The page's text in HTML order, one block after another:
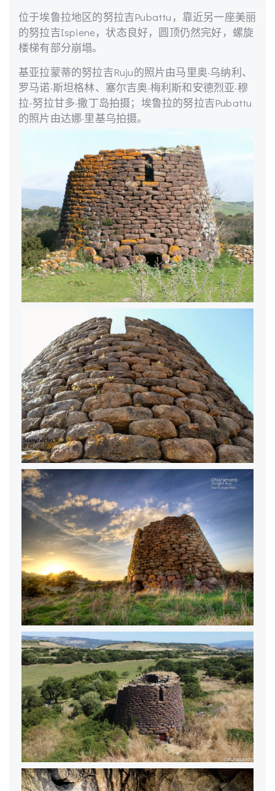
位于埃鲁拉地区的努拉吉Pubattu，靠近另一座美丽
的努拉吉Ispiene，状态良好，圆顶仍然完好，螺旋
楼梯有部分崩塌。
基亚拉蒙蒂的努拉吉Ruju的照片由马里奥·乌纳利、
罗马诺·斯坦格林、塞尔吉奥·梅利斯和安德烈亚·穆
拉-努拉甘多·撒丁岛拍摄；埃鲁拉的努拉吉Pubattu
的照片由达娜·里基乌拍摄。